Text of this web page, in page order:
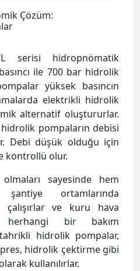
Çözüm:
serisi hidropnömatik
ile 700 bar hidrolik
yüksek basıncın
elektrikli hidrolik
alternatif oluştururlar.
pompaların debisi
Debi düşük olduğu için
kontrollü olur.
sayesinde hem
ortamlarında
çalışırlar ve kuru hava
herhangi bir bakım
hidrolik pompalar,
hidrolik çektirme gibi
kullanılırlar.